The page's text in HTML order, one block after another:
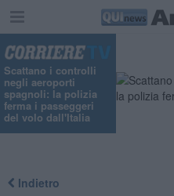
Scattano i controlli
negli aeroporti
spagnoli: la polizia
ferma i passeggeri
del volo dall'Italia
Indietro